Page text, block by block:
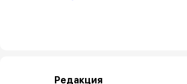
Редакция